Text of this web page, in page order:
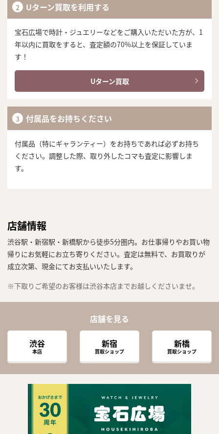
Uターン買取を利用する
宝石広場で時計・ジュエリーなどをご購入いただいた方が、1
年以内に買取をすると、査定額の70%以上を保証していま
す！
Uターン買取
付属品をお持ちください
付属品（特にギャランティー）をお持ちであれば必ずお持ち
ください。調整した際、取り外したコマも査定に影響しま
す。
店舗情報
渋谷駅・新宿駅・新橋駅から徒歩5分圏内。お仕事帰りやお買い物
帰りにお気軽にお立ち寄りください。査定は無料で、お買取りが
成立次第、現金にてお支払いいたします。
※下取りご希望のお客様は渋谷本店までお越しくださいませ。
店舗を見る
渋谷
本店
新宿
買取ショップ
新橋
買取ショップ